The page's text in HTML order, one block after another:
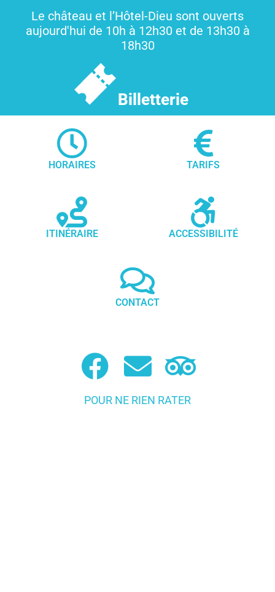
Le château et l’Hôtel-Dieu sont ouverts
aujourd'hui de 10h à 12h30 et de 13h30 à
18h30
Billetterie
POUR NE RIEN RATER
HORAIRES TARIFS
ITINÉRAIRE ACCESSIBILITÉ
CONTACT